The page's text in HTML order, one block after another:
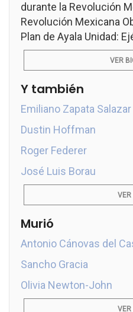
durante la Revolución
Revolución Mexicana
Plan de Ayala Unidad:
VER
Y también
Emiliano Zapata Salazar
Dustin Hoffman
Roger Federer
José Luis Borau
VER
Murió
Antonio Cánovas del
Sancho Gracia
Olivia Newton-John
VER